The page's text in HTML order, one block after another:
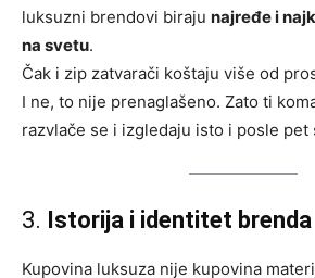
luksuzni brendovi biraju najređe i
na svetu.
Čak i zip zatvarači koštaju više od
I ne, to nije prenaglašeno. Zato ti
razvlače se i izgledaju isto i posle pet
3. Istorija i identitet brenda
Kupovina luksuza nije kupovina